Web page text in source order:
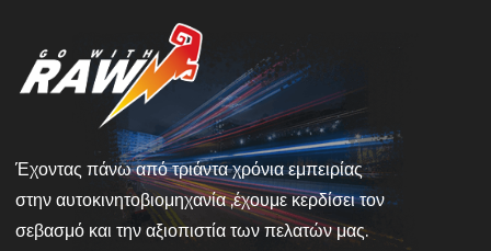
Έχοντας πάνω από τριάντα χρόνια εμπειρίας
στην αυτοκινητοβιομηχανία ,έχουμε κερδίσει τον
σεβασμό και την αξιοπιστία των πελατών μας.